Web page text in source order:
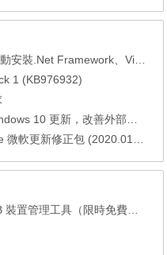
Visual C++、DirectX、Flash Player、JRE
1 (KB976932)
、解決HTTPS安全漏洞、印表機呼叫(RPC)漏洞
更新修正包 (2020.01月份)
管理工具（限時免費下載）